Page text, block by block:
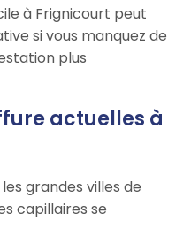
à Frignicourt peut
si vous manquez de
plus
actuelles à
grandes villes de
capillaires se